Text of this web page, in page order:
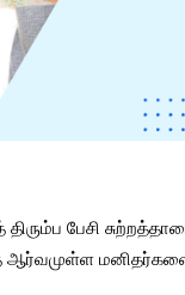
திரும்ப பேசி
ஆர்வமுள்ள